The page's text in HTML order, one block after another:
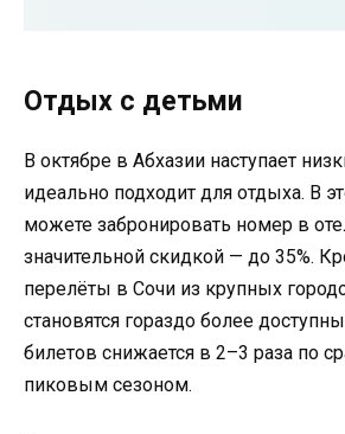
Отдых с детьми
В октябре в Абхазии наступает
идеально подходит для отдыха. В
можете забронировать номер в
значительной скидкой — до 35%.
перелёты в Сочи из крупных
становятся гораздо более
билетов снижается в 2–3 раза по
пиковым сезоном.